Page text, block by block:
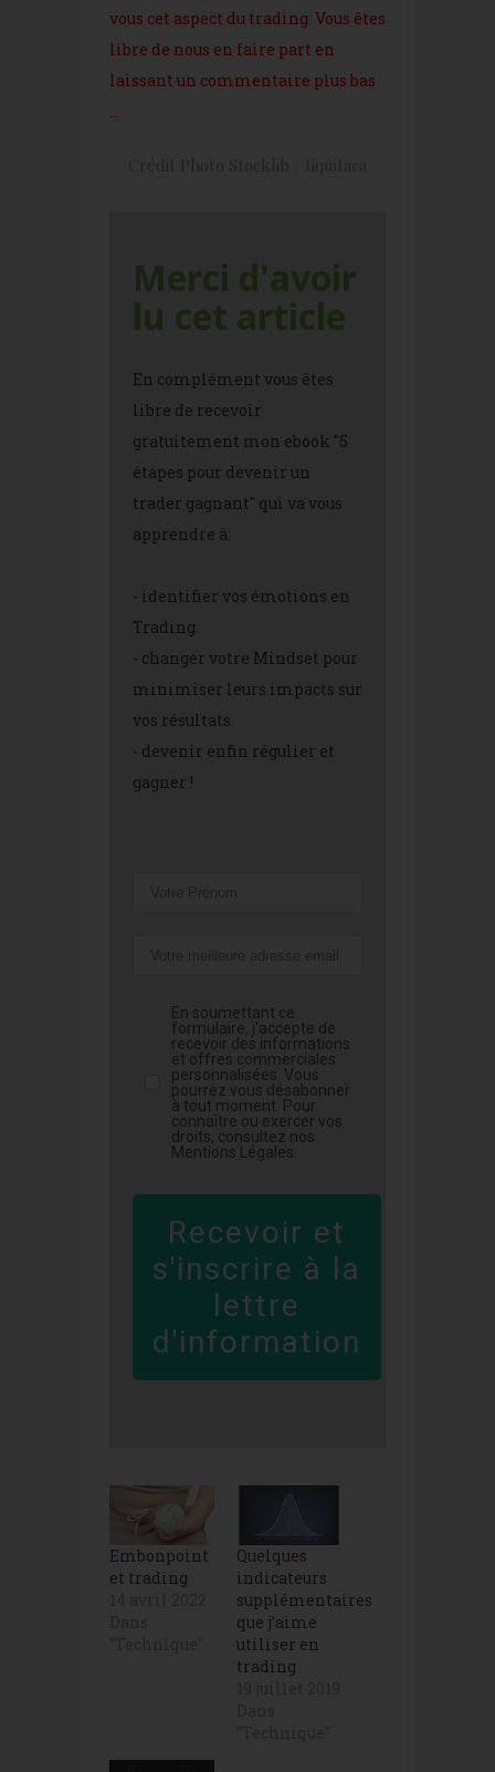
vous cet aspect du trading. Vous êtes
libre de nous en faire part en
laissant un commentaire plus bas
…
Merci d'avoir
lu cet article
En complément vous êtes
libre de recevoir
gratuitement mon ebook "5
étapes pour devenir un
trader gagnant" qui va vous
apprendre à:
- identifier vos émotions en
Trading.
- changer votre Mindset pour
minimiser leurs impacts sur
vos résultats.
- devenir enfin régulier et
gagner !
En soumettant ce
formulaire, j'accepte de
recevoir des informations
et offres commerciales
personnalisées. Vous
pourrez vous désabonner
à tout moment. Pour
connaître ou exercer vos
droits, consultez nos
Mentions Légales.
Recevoir et
s'inscrire à la
lettre
d'information
Embonpoint
et trading
Quelques
indicateurs
supplémentaires
que j’aime
utiliser en
trading